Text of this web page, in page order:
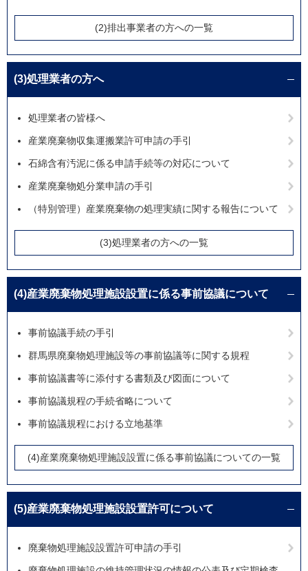
(2)排出事業者の方への一覧
(3)処理業者の方へ
処理業者の皆様へ
産業廃棄物収集運搬業許可申請の手引
石綿含有汚泥に係る申請手続等の対応について
産業廃棄物処分業申請の手引
（特別管理）産業廃棄物の処理実績に関する報告について
(3)処理業者の方への一覧
(4)産業廃棄物処理施設設置に係る事前協議について
事前協議手続の手引
群馬県廃棄物処理施設等の事前協議等に関する規程
事前協議書等に添付する書類及び図面について
事前協議規程の手続省略について
事前協議規程における立地基準
(4)産業廃棄物処理施設設置に係る事前協議についての一覧
(5)産業廃棄物処理施設設置許可について
廃棄物処理施設設置許可申請の手引